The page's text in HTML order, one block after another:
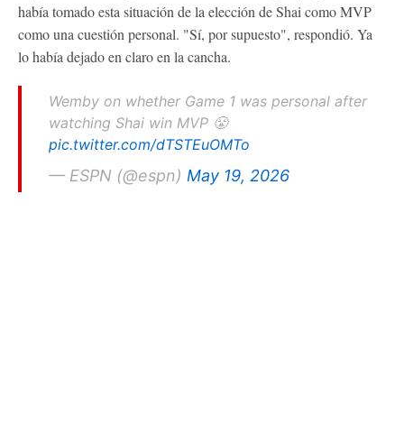
había tomado esta situación de la elección de Shai como MVP
como una cuestión personal. "Sí, por supuesto", respondió. Ya
lo había dejado en claro en la cancha.
Wemby on whether Game 1 was personal after
watching Shai win MVP 😤
pic.twitter.com/dTSTEuOMTo
— ESPN (@espn) May 19, 2026